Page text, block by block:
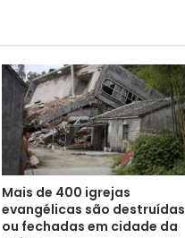
Mais de 400 igrejas
evangélicas são destruídas
ou fechadas em cidade da